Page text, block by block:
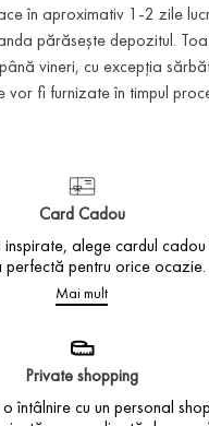
în aproximativ 1-2 zile
părăsește depozitul.
vineri, cu excepția
vor fi furnizate în timpul
Card Cadou
inspirate, alege cardul cadou
perfectă pentru orice ocazie.
Mai mult
Private shopping
întâlnire cu un personal